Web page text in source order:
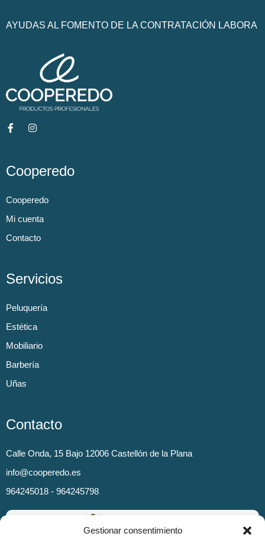
Gestionar consentimiento
AYUDAS AL FOMENTO DE LA CONTRATACIÓN LABORA
Cooperedo
Cooperedo
Mi cuenta
Contacto
Servicios
Peluquería
Estética
Mobiliario
Barbería
Uñas
Contacto
Calle Onda, 15 Bajo 12006 Castellón de la Plana
info@cooperedo.es
964245018 - 964245798